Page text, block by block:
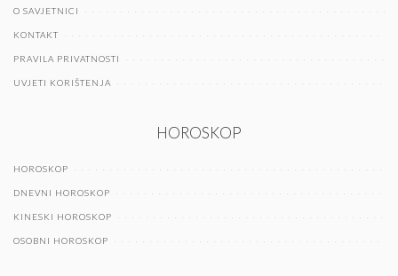
O SAVJETNICI
KONTAKT
PRAVILA PRIVATNOSTI
UVJETI KORIŠTENJA
HOROSKOP
HOROSKOP
DNEVNI HOROSKOP
KINESKI HOROSKOP
OSOBNI HOROSKOP